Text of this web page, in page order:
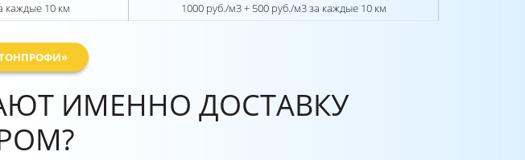
каждые 10 км 1000 руб./м3 + 500 руб./м3 за каждые 10 км
ИМЕННО ДОСТАВКУ